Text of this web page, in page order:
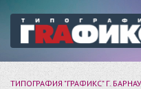
ТИПОГРАФИЯ "ГРАФИКС" Г.